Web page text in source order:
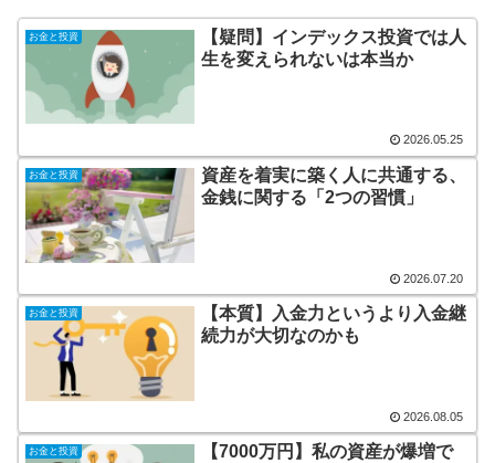
お金と投資
【疑問】インデックス投資では人
生を変えられないは本当か
2026.05.25
お金と投資
資産を着実に築く人に共通する、
金銭に関する「2つの習慣」
2026.07.20
お金と投資
【本質】入金力というより入金継
続力が大切なのかも
2026.08.05
お金と投資
【7000万円】私の資産が爆増で